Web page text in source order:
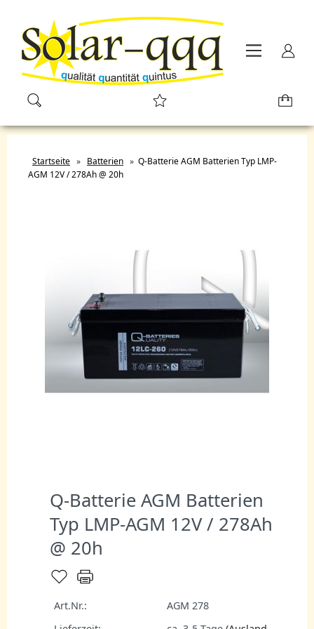
Startseite » Batterien » Q-Batterie AGM Batterien Typ LMP-
AGM 12V / 278Ah @ 20h
Q-Batterie AGM Batterien
Typ LMP-AGM 12V / 278Ah
@ 20h
Art.Nr.:
AGM 278